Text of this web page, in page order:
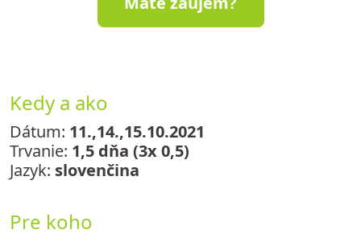
Kedy a ako
Dátum: 11.,14.,15.10.2021
Trvanie: 1,5 dňa (3x 0,5)
Jazyk: slovenčina
Pre koho